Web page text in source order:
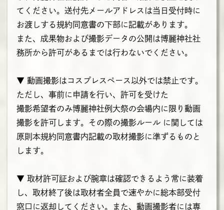
てください。送付先メールアドレスは当日受付時に
お渡しする規約同意書の下部に記載があります。
また、成果物および撮影データの公開は博麗神社社
務所から許可があるまでは行わないでください。
▼ 動画撮影はコスプレスペース以外では禁止です。
ただし、事前に申請を行い、許可を受けた
撮影希望者のみ博麗神社例大祭の会場内に限り動画
撮影を許可します。その際の撮影ルール に関しては
原則本規約同意書内記載の取材撮影に準ずるものと
します。
▼ 取材許可証および腕章は確認できるよう常に装着
し、取材終了後は取材者全員で速やかに総本部受付
窓口に返却してください。また、動画撮影者には専